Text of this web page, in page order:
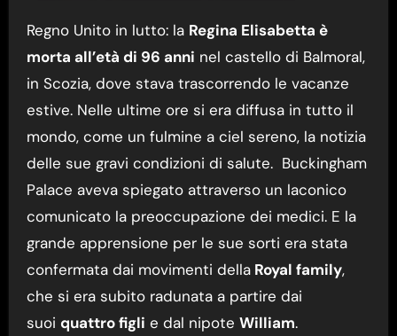
Regno Unito in lutto: la Regina Elisabetta è
morta all’età di 96 anni nel castello di Balmoral,
in Scozia, dove stava trascorrendo le vacanze
estive. Nelle ultime ore si era diffusa in tutto il
mondo, come un fulmine a ciel sereno, la notizia
delle sue gravi condizioni di salute. Buckingham
Palace aveva spiegato attraverso un laconico
comunicato la preoccupazione dei medici. E la
grande apprensione per le sue sorti era stata
confermata dai movimenti dellaRoyal family,
che si era subito radunata a partire dai
suoi quattro figli e dal nipote William.